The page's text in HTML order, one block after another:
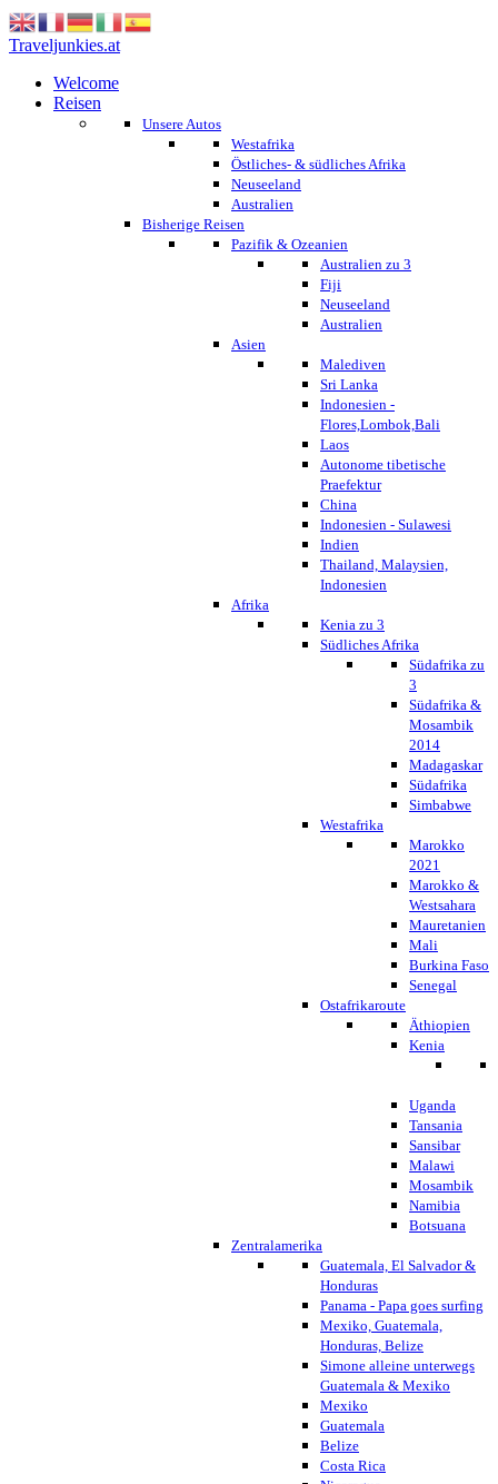
Traveljunkies.at
Welcome
Reisen
Unsere Autos
Westafrika
Östliches- & südliches Afrika
Neuseeland
Australien
Bisherige Reisen
Pazifik & Ozeanien
Australien zu 3
Fiji
Neuseeland
Australien
Asien
Malediven
Sri Lanka
Indonesien -
Flores,Lombok,Bali
Laos
Autonome tibetische
Praefektur
China
Indonesien - Sulawesi
Indien
Thailand, Malaysien,
Indonesien
Afrika
Kenia zu 3
Südliches Afrika
Südafrika zu
3
Südafrika &
Mosambik
2014
Madagaskar
Südafrika
Simbabwe
Westafrika
Marokko
2021
Marokko &
Westsahara
Mauretanien
Mali
Burkina Faso
Senegal
Ostafrikaroute
Äthiopien
Kenia
Uganda
Tansania
Sansibar
Malawi
Mosambik
Namibia
Botsuana
Zentralamerika
Guatemala, El Salvador &
Honduras
Panama - Papa goes surfing
Mexiko, Guatemala,
Honduras, Belize
Simone alleine unterwegs
Guatemala & Mexiko
Mexiko
Guatemala
Belize
Costa Rica